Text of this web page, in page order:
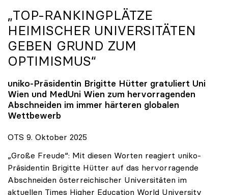
„TOP-RANKINGPLÄTZE
HEIMISCHER UNIVERSITÄTEN
GEBEN GRUND ZUM
OPTIMISMUS“
uniko-Präsidentin Brigitte Hütter gratuliert Uni
Wien und MedUni Wien zum hervorragenden
Abschneiden im immer härteren globalen
Wettbewerb
OTS 9. Oktober 2025
„Große Freude“: Mit diesen Worten reagiert uniko-
Präsidentin Brigitte Hütter auf das hervorragende
Abschneiden österreichischer Universitäten im
aktuellen Times Higher Education World University